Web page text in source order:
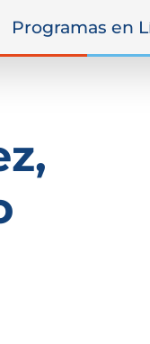
Programas en